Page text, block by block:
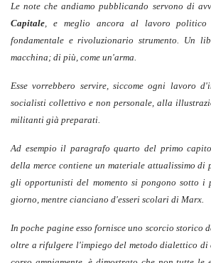
Le note che andiamo pubblicando servono di
Capitale, e meglio ancora al lavoro politico
fondamentale e rivoluzionario strumento. Un
macchina; di più, come un'arma.
Esse vorrebbero servire, siccome ogni lavoro
socialisti collettivo e non personale, alla
militanti già preparati.
Ad esempio il paragrafo quarto del primo
della merce contiene un materiale attualissimo di
gli opportunisti del momento si pongono sotto
giorno, mentre cianciano d'esseri scolari di Marx.
In poche pagine esso fornisce uno scorcio storico
oltre a rifulgere l'impiego del metodo dialettico di